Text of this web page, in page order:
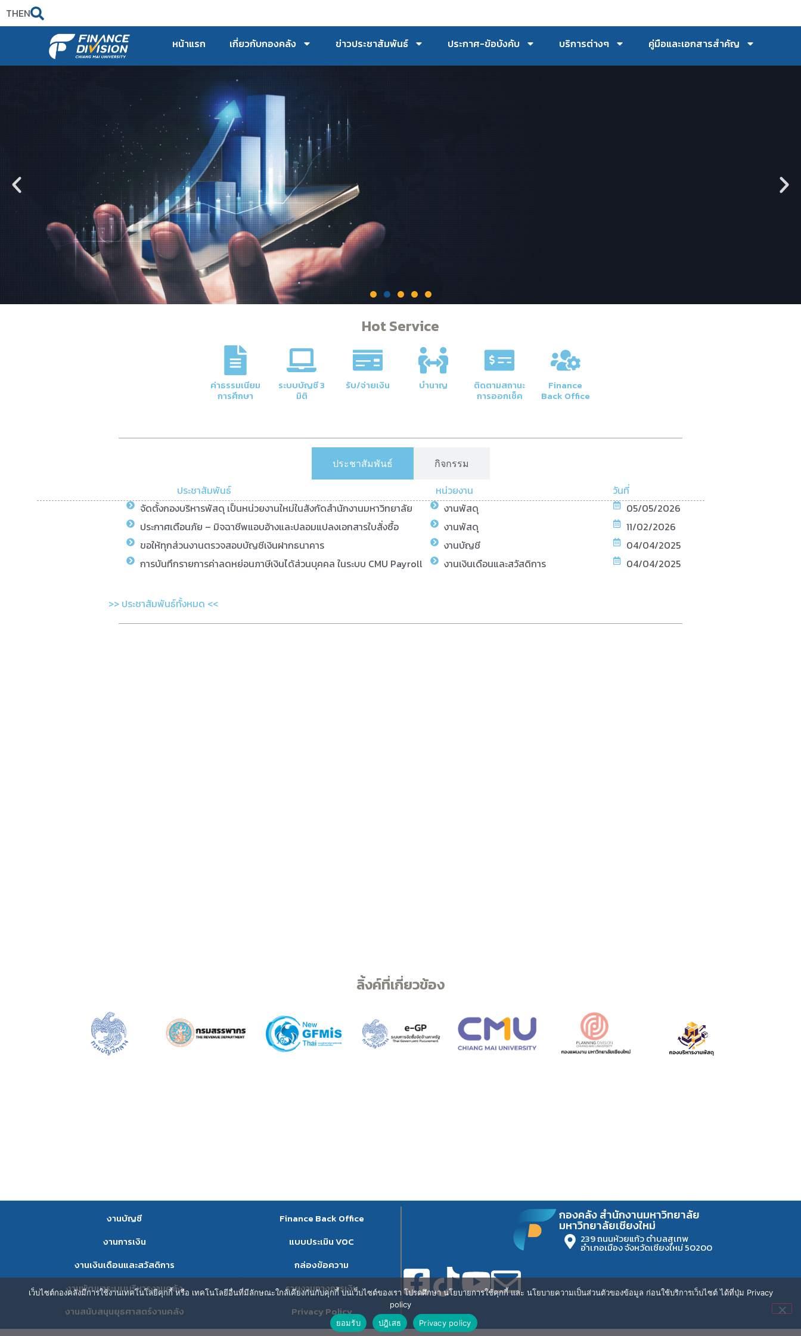
THEN
หน้าแรก เกี่ยวกับกองคลัง ข่าวประชาสัมพันธ์ ประกาศ-ข้อบังคับ บริการต่างๆ คู่มือและเอกสารสำคัญ
ภารกิจหลักของกองคลัง
การจัดการด้านการเงินและบัญชีของมหาวิทยาลัยให้มี
ความโปร่งใสและมีประสิทธิภาพ
Hot Service
ค่าธรรมเนียม
การศึกษา
ระบบบัญชี 3
มิติ
รับ/จ่ายเงิน บำนาญ ติดตามสถานะ
การออกเช็ค
Finance
Back Office
ประชาสัมพันธ์ กิจกรรม
ประชาสัมพันธ์ หน่วยงาน
วันที่
จัดตั้งกองบริหารพัสดุ เป็นหน่วยงานใหม่ในสังกัดสำนักงานมหาวิทยาลัย
งานพัสดุ
05/05/2026
ประกาศเตือนภัย – มิจฉาชีพแอบอ้างและปลอมแปลงเอกสารใบสั่งซื้อ
งานพัสดุ
11/02/2026
ขอให้ทุกส่วนงานตรวจสอบบัญชีเงินฝากธนาคาร
งานบัญชี
04/04/2025
การบันทึกรายการค่าลดหย่อนภาษีเงินได้ส่วนบุคคล ในระบบ CMU Payroll
งานเงินเดือนและสวัสดิการ 04/04/2025
>> ประชาสัมพันธ์ทั้งหมด <<
ลิ้งค์ที่เกี่ยวข้อง
งานบัญชี
งานการเงิน
งานเงินเดือนและสวัสดิการ
งานพัฒนาระบบบริหารงานคลัง
งานสนับสนุนยุธศาสตร์งานคลัง
Finance Back Office
แบบประเมิน VOC
กล่องข้อความ
รายงานทางการเงิน
Privacy Policy
กองคลัง สำนักงานมหาวิทยาลัย
มหาวิทยาลัยเชียงใหม่
239 ถนนห้วยแก้ว ตำบลสุเทพ
อำเภอเมือง จังหวัดเชียงใหม่ 50200
เว็บไซต์กองคลังมีการใช้งานเทคโนโลยีคุกกี้ หรือ เทคโนโลยีอื่นที่มีลักษณะใกล้เคียงกันกับคุกกี้ บนเว็บไซต์ของเรา โปรดศึกษา นโยบายการใช้คุกกี้ และ นโยบายความเป็นส่วนตัวของข้อมูล ก่อนใช้บริการเว็บไซต์ ได้ที่ปุ่ม Privacy
policy
ยอมรับ
ปฎิเสธ Privacy policy